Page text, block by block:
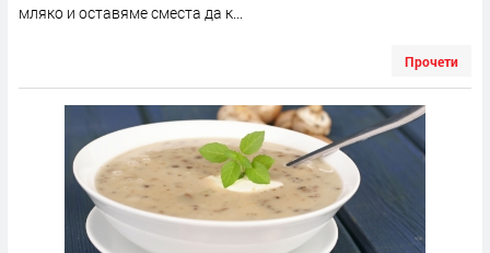
мляко и оставяме сместа да к...
Прочети